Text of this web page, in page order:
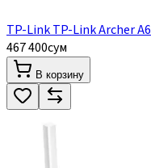
TP-Link TP-Link Archer A6
467 400сум
В корзину